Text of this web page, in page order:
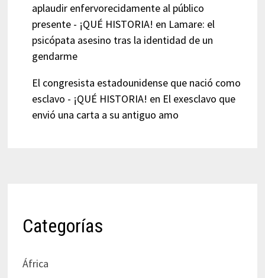
aplaudir enfervorecidamente al público
presente - ¡QUÉ HISTORIA! en Lamare: el
psicópata asesino tras la identidad de un
gendarme
El congresista estadounidense que nació como
esclavo - ¡QUÉ HISTORIA! en El exesclavo que
envió una carta a su antiguo amo
Categorías
África